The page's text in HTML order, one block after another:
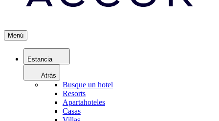
Menú
Estancia
Atrás
Busque un hotel
Resorts
Apartahoteles
Casas